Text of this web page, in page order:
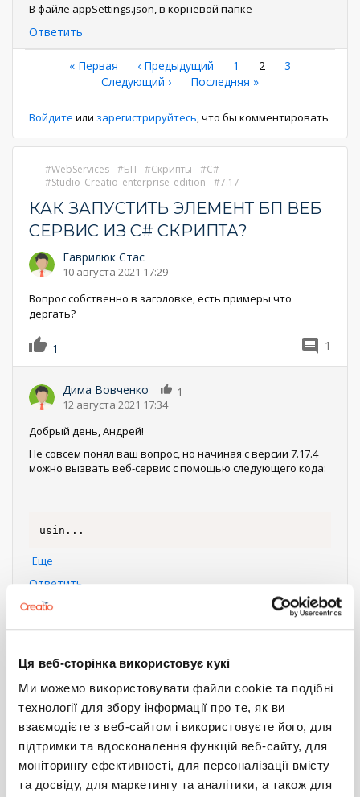
Ця веб-сторінка використовує кукі
Ми можемо використовувати файли cookie та подібні
технології для збору інформації про те, як ви
взаємодієте з веб-сайтом і використовуєте його, для
підтримки та вдосконалення функцій веб-сайту, для
моніторингу ефективності, для персоналізації вмісту
та досвіду, для маркетингу та аналітики, а також для
В файле appSettings.json, в корневой папке
Ответить
Нумерация
страниц
Первая
страница
« Первая ←
‹ Предыдущий Страница
1
Текущая
2 Страница
3
Следующая
Следующий ›
Последняя
Последняя »
Войдите или зарегистрируйтесь , что бы комментировать
WebServices БП Скрипты
C#
Studio_Creatio_enterprise_edition
7.17
КАК ЗАПУСТИТЬ ЭЛЕМЕНТ БП ВЕБ
СЕРВИС ИЗ C# СКРИПТА?
Гаврилюк Стас
10 августа 2021 17:29
Вопрос собственно в заголовке, есть примеры что
дергать?
1 1
Дима Вовченко
12 августа 2021 17:34
1
Добрый день, Андрей!
Не совсем понял ваш вопрос, но начиная с версии 7.17.4
можно вызвать веб-сервис с помощью следующего кода:
usin ...
Еще
Ответить
страница
Текущая
страница
Страница
3
Следующая
Следующий ›
Последняя
Последняя »
Войдитеилизарегистрируйтесь, что бы комментировать
EntityEventAsyncExecutor
Sales_Creatio_enterprise_edition
7.17
НЕ СРАБАТЫВАЮТ АСИНХРОННЫЕ
ОПЕРАЦИИ НА СОБЫТИЙНОМ